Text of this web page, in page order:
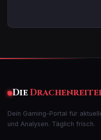
Die
Dein Gaming-Portal für
und Analysen. Täglich frisch.